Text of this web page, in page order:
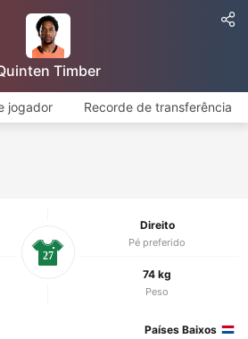
Timber
jogador Recorde de transferência
Direito
Pé preferido
74 kg
Peso
27
Países Baixos